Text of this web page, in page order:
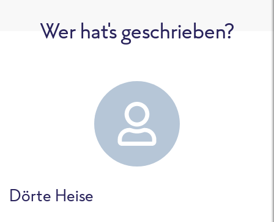
Wer hat's geschrieben?
Dörte Heise